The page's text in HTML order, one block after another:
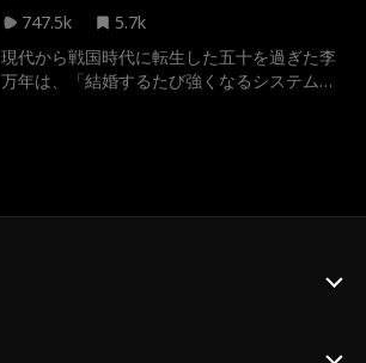
747.5k
5.7k
現代から戦国時代に転生した五十を過ぎた李
万年は、「結婚するたび強くなるシステム」